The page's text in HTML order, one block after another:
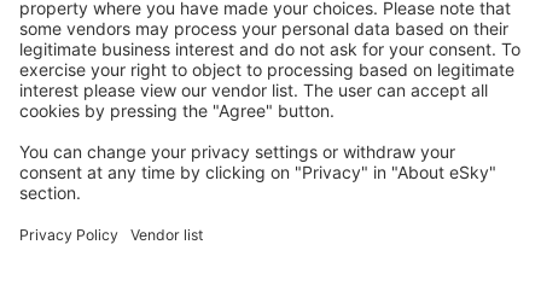
Copyright © eSky.at. Alle Rechte vorbehalten.